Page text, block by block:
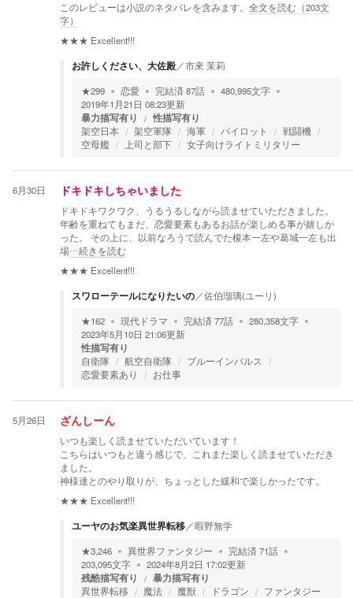
このレビューは小説のネタバレを含みます。 全文を読む（203文
字）
★★★ Excellent!!!
お許しください、大佐殿／市來 茉莉
★299 恋愛 完結済87話 480,995文字
2019年1月21日 08:23更新
暴力描写有り 性描写有り
架空日本 架空軍隊 海軍 パイロット
戦闘機
空母艦
上司と部下 女子向けライトミリタリー
6月30日 ドキドキしちゃいました
ドキドキワクワク、うるうるしながら読ませていただきました。
年齢を重ねてもまだ、恋愛要素もあるお話が楽しめる事が嬉しか
った。 その上に、以前なろうで読んでた榎本一左や葛城一左も出
場…続きを読む
★★★ Excellent!!!
スワローテールになりたいの／佐伯瑠璃(ユーリ)
★162 現代ドラマ 完結済77話 280,358文字
2023年5月10日 21:06更新
性描写有り
自衛隊 航空自衛隊
ブルーインパルス
恋愛要素あり
お仕事
5月26日 ざんしーん
いつも楽しく読ませていただいています！
こちらはいつもと違う感じで、これまた楽しく読ませていただき
ました。
神様達とのやり取りが、ちょっとした緩和で楽しかったです。
★★★ Excellent!!!
ユーヤのお気楽異世界転移／暇野無学
★3,246 異世界ファンタジー 完結済71話
203,095文字 2024年8月2日 17:02更新
残酷描写有り 暴力描写有り
異世界転移 魔法 魔獣 ドラゴン ファンタジー